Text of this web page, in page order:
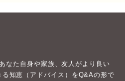
なた自身や家族、友人がより良い
る知恵（アドバイス）をQ&Aの形で